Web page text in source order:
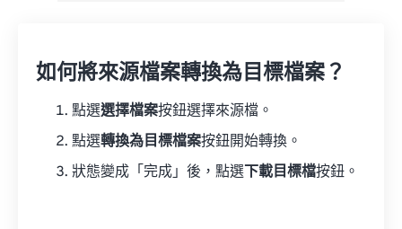
如何將來源檔案轉換為目標檔案？
點選選擇檔案按鈕選擇來源檔。
點選轉換為目標檔案按鈕開始轉換。
狀態變成「完成」後，點選 下載目標檔按鈕。